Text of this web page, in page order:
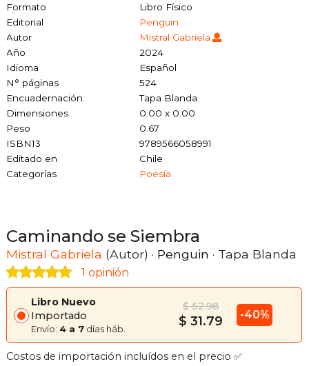
Formato
Libro Físico
Editorial
Penguin
Autor
Mistral Gabriela
Año
2024
Idioma
Español
N° páginas
524
Encuadernación
Tapa Blanda
Dimensiones
0.00 x 0.00
Peso
0.67
ISBN13
9789566058991
Editado en
Chile
Categorías
Poesía
Caminando se Siembra
Mistral Gabriela (Autor) · Penguin · Tapa Blanda
1 opinión
Libro Nuevo
Importado
Envío: 4 a 7 días háb.
$ 52.98
$ 31.79 -40%
Costos de importación incluídos en el precio ✅